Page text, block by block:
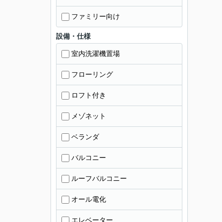
ファミリー向け
設備・仕様
室内洗濯機置場
フローリング
ロフト付き
メゾネット
ベランダ
バルコニー
ルーフバルコニー
オール電化
エレベーター